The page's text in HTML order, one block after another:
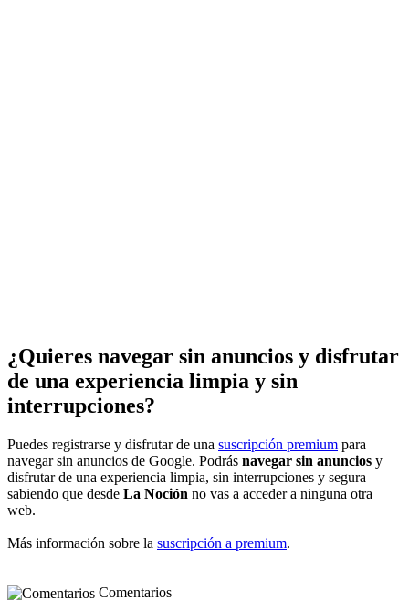
¿Quieres navegar sin anuncios y disfrutar
de una experiencia limpia y sin
interrupciones?
Puedes registrarse y disfrutar de una suscripción premium para
navegar sin anuncios de Google. Podrás navegar sin anuncios y
disfrutar de una experiencia limpia, sin interrupciones y segura
sabiendo que desde La Noción no vas a acceder a ninguna otra
web.
Más información sobre la suscripción a premium.
Comentarios